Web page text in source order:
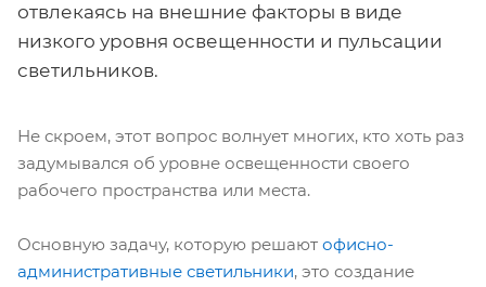
отвлекаясь на внешние факторы в виде
низкого уровня освещенности и пульсации
светильников.
Не скроем, этот вопрос волнует многих, кто хоть раз
задумывался об уровне освещенности своего
рабочего пространства или места.
Основную задачу, которую решают офисно-
административные светильники, это создание